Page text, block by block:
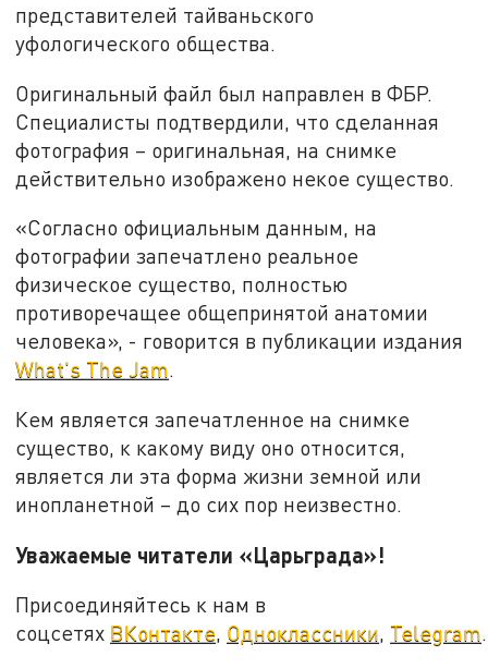
представителей тайваньского
уфологического общества.
Оригинальный файл был направлен в ФБР.
Специалисты подтвердили, что сделанная
фотография – оригинальная, на снимке
действительно изображено некое существо.
«Согласно официальным данным, на
фотографии запечатлено реальное
физическое существо, полностью
противоречащее общепринятой анатомии
человека», - говорится в публикации издания
What's The Jam.
Кем является запечатленное на снимке
существо, к какому виду оно относится,
является ли эта форма жизни земной или
инопланетной – до сих пор неизвестно.
Уважаемые читатели «Царьграда»!
Присоединяйтесь к нам в
соцсетях ВКонтакте, Одноклассники, Telegram.